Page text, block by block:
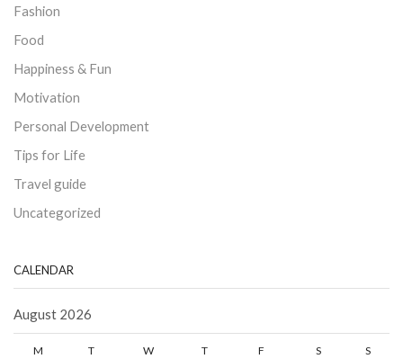
Fashion
Food
Happiness & Fun
Motivation
Personal Development
Tips for Life
Travel guide
Uncategorized
CALENDAR
August 2026
M T W T F S S